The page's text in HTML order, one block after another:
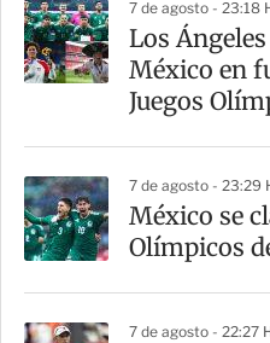
7 de agosto - 23:18
Los
México en
Juegos
7 de agosto - 23:29
México se
Olímpicos
7 de agosto - 22:27